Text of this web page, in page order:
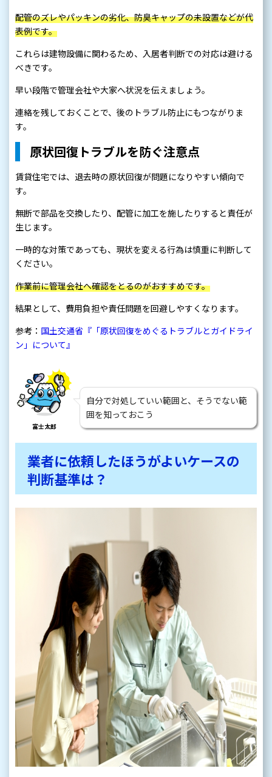
配管のズレやパッキンの劣化、防臭キャップの未設置などが代
表例です。
これらは建物設備に関わるため、入居者判断での対応は避ける
べきです。
早い段階で管理会社や大家へ状況を伝えましょう。
連絡を残しておくことで、後のトラブル防止にもつながりま
す。
原状回復トラブルを防ぐ注意点
賃貸住宅では、退去時の原状回復が問題になりやすい傾向で
す。
無断で部品を交換したり、配管に加工を施したりすると責任が
生じます。
一時的な対策であっても、現状を変える行為は慎重に判断して
ください。
作業前に管理会社へ確認をとるのがおすすめです。
結果として、費用負担や責任問題を回避しやすくなります。
参考： 国土交通省『「原状回復をめぐるトラブルとガイドライ
ン」について』
富士太郎
自分で対処していい範囲と、そうでない範
囲を知っておこう
業者に依頼したほうがよいケースの
判断基準は？